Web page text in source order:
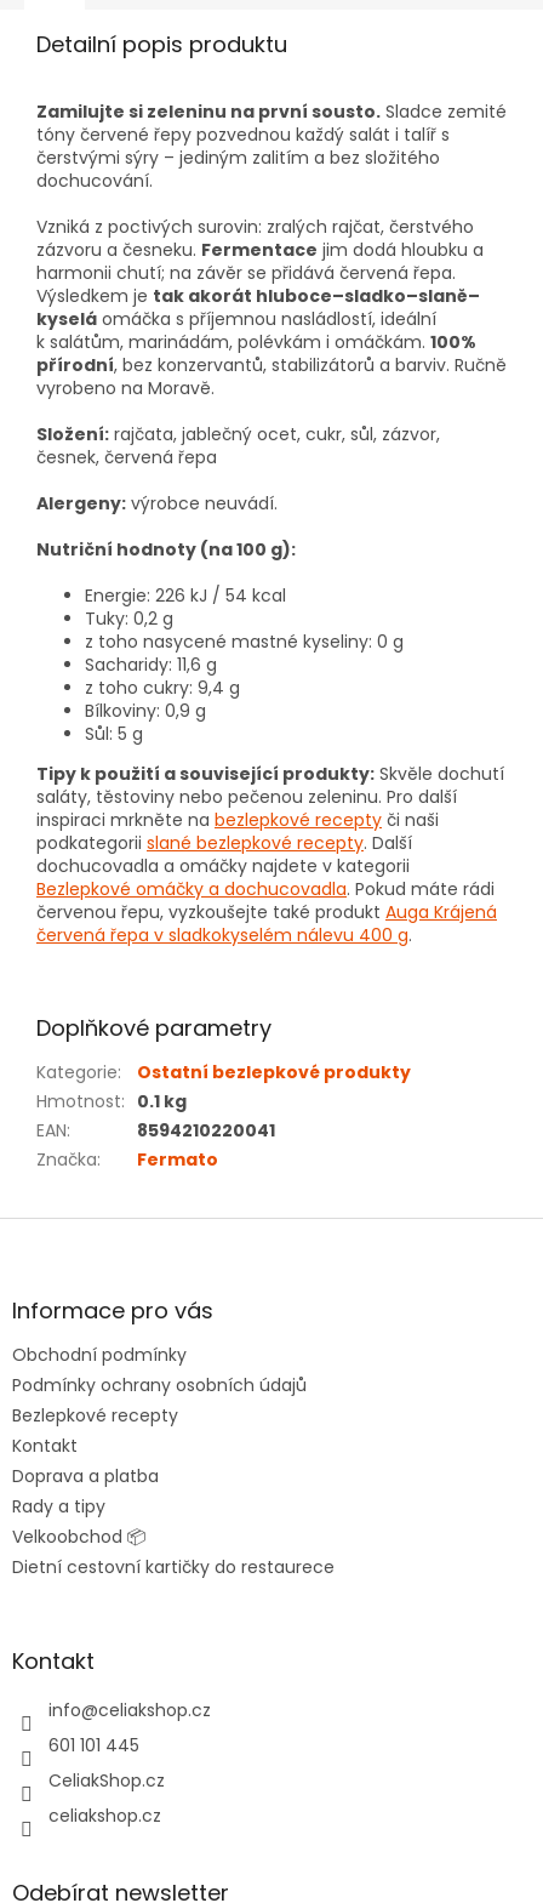
Detailní popis produktu
Zamilujte si zeleninu na první sousto. Sladce zemité
tóny červené řepy pozvednou každý salát i talíř s
čerstvými sýry – jediným zalitím a bez složitého
dochucování.
Vzniká z poctivých surovin: zralých rajčat, čerstvého
zázvoru a česneku. Fermentace jim dodá hloubku a
harmonii chutí; na závěr se přidává červená řepa.
Výsledkem je tak akorát hluboce–sladko–slaně–
kyselá omáčka s příjemnou nasládlostí, ideální
k salátům, marinádám, polévkám i omáčkám. 100%
přírodní, bez konzervantů, stabilizátorů a barviv. Ručně
vyrobeno na Moravě.
Složení: rajčata, jablečný ocet, cukr, sůl, zázvor,
česnek, červená řepa
Alergeny: výrobce neuvádí.
Nutriční hodnoty (na 100 g):
Energie: 226 kJ / 54 kcal
Tuky: 0,2 g
z toho nasycené mastné kyseliny: 0 g
Sacharidy: 11,6 g
z toho cukry: 9,4 g
Bílkoviny: 0,9 g
Sůl: 5 g
Tipy k použití a související produkty: Skvěle dochutí
saláty, těstoviny nebo pečenou zeleninu. Pro další
inspiraci mrkněte na bezlepkové recepty či naši
podkategorii slané bezlepkové recepty. Další
dochucovadla a omáčky najdete v kategorii
Bezlepkové omáčky a dochucovadla. Pokud máte rádi
červenou řepu, vyzkoušejte také produkt Auga Krájená
červená řepa v sladkokyselém nálevu 400 g.
Doplňkové parametry
Kategorie:
Ostatní bezlepkové produkty
Hmotnost: 0.1 kg
EAN:
8594210220041
Značka: Fermato
Z
aInformace pro vás
Obchodní podmínky
Podmínky ochrany osobních údajů
Bezlepkové recepty
Kontakt
Doprava a platba
Rady a tipy
Velkoobchod 📦
Dietní cestovní kartičky do restaurece
Kontakt
info@celiakshop.cz
601 101 445
CeliakShop.cz
celiakshop.cz
Odebírat newsletter